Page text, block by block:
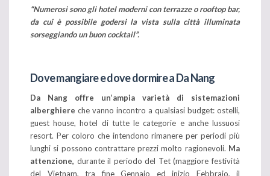
“Numerosi sono gli hotel moderni con terrazze o rooftop bar,
da cui è possibile godersi la vista sulla città illuminata
sorseggiando un buon cocktail”.
Dove mangiare e dove dormire a Da Nang
Da Nang offre un’ampia varietà di sistemazioni
alberghiere che vanno incontro a qualsiasi budget: ostelli,
guest house, hotel di tutte le categorie e anche lussuosi
resort. Per coloro che intendono rimanere per periodi più
lunghi si possono contrattare prezzi molto ragionevoli. Ma
attenzione, durante il periodo del Tet (maggiore festività
del Vietnam, tra fine Gennaio ed inizio Febbraio, il